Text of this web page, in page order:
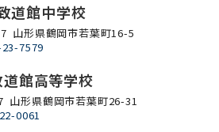
道館中学校
山形県鶴岡市若葉町16-5
7579
道館高等学校
山形県鶴岡市若葉町26-31
0061